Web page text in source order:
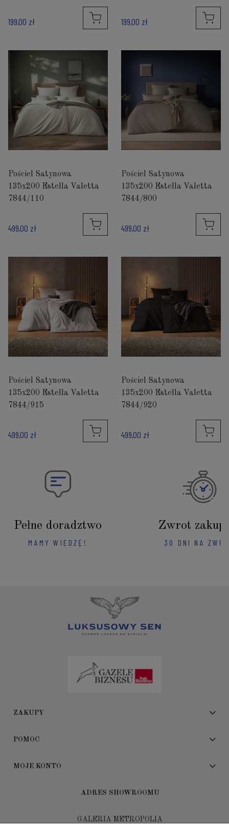
199,00 zł 199,00 zł
Pościel Satynowa
135x200 Estella Valetta
7844/110
499,00 zł
Pościel Satynowa
135x200 Estella Valetta
7844/800
499,00 zł
Pościel Satynowa
135x200 Estella Valetta
7844/915
499,00 zł
Pościel Satynowa
135x200 Estella Valetta
7844/920
499,00 zł
Pełne doradztwo
MAMY WIEDZĘ!
Zwrot
30 DNI NA
ZAKUPY
POMOC
MOJE KONTO
ADRES SHOWROOMU
GALERIA METROPOLIA